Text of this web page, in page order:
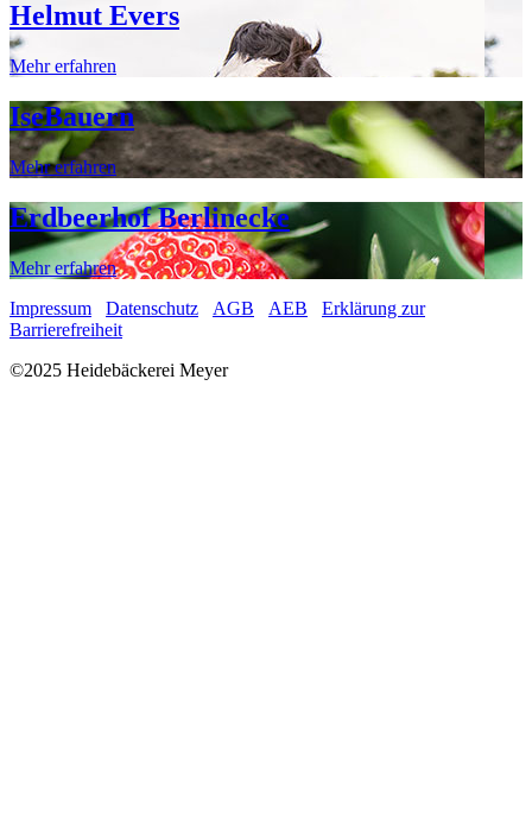
Helmut Evers
Mehr erfahren
IseBauern
Mehr erfahren
Erdbeerhof Berlinecke
Mehr erfahren
Impressum
Datenschutz AGB AEB
Erklärung zur
Barrierefreiheit
©2025 Heidebäckerei Meyer